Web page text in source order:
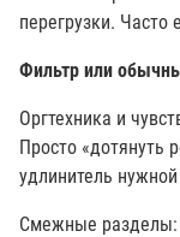
перегрузки. Часто
Фильтр или
Оргтехника и
Просто «дотянуть
удлинитель
Смежные разделы: